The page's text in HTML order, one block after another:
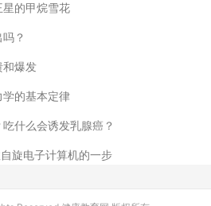
的甲烷雪花
？
和爆发
学的基本定律
什么会诱发乳腺癌？
旋电子计算机的一步